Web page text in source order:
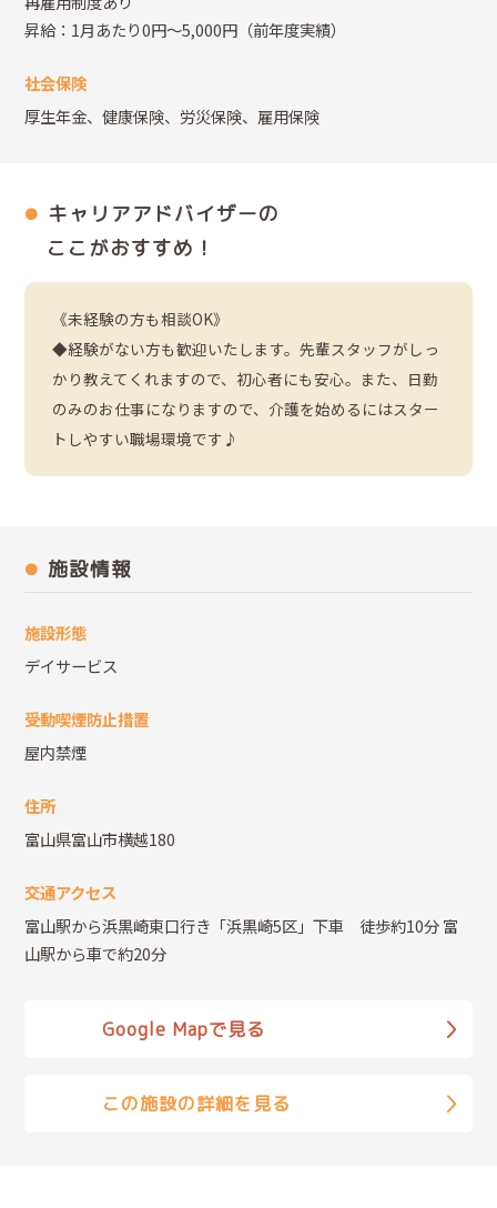
昇給：1月あたり0円～5,000円（前年度実績）
社会保険
厚生年金、健康保険、労災保険、雇用保険
キャリアアドバイザーの
ここがおすすめ！
《未経験の方も相談OK》
◆経験がない方も歓迎いたします。先輩スタッフがしっ
かり教えてくれますので、初心者にも安心。また、日勤
のみのお仕事になりますので、介護を始めるにはスター
トしやすい職場環境です♪
施設情報
施設形態
デイサービス
受動喫煙防止措置
屋内禁煙
住所
富山県富山市横越180
交通アクセス
富山駅から浜黒崎東口行き「浜黒崎5区」下車 徒歩約10分 富
山駅から車で約20分
Google Mapで見る
この施設の詳細を見る